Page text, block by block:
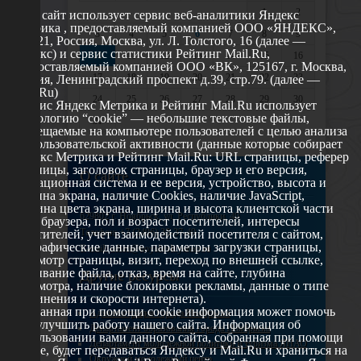
1
2
3
4 5 6 7 8
9
10
11 12 13 14 15
16
17
18 19 20 21 22
23
24
25 26 27 28 29
30
31
О сайте
629802 г. Ноябрьск, ул. Республики, 49
Телефон: +7 (3496) 35-37-49
E-mail: udsm@noyabrsk.yanao.ru
Другие ресурсы
Администрация города Ноябрьска
Департамент образования города Ноябрьска
Департамент молодежной политики и туризма ЯНАО
Окружной молодежный центр
Этот сайт использует сервис веб-аналитики Яндекс
Метрика , предоставляемый компанией ООО «ЯНДЕКС»,
119021, Россия, Москва, ул. Л. Толстого, 16 (далее —
Яндекс) и сервис статистики Рейтинг Mail.Ru,
предоставляемый компанией ООО «ВК», 125167, г. Москва,
Россия, Ленинградский проспект д.39, стр.79. (далее —
Mail.Ru)
Сервис Яндекс Метрика и Рейтинг Mail.Ru использует
технологию “cookie” — небольшие текстовые файлы,
размещаемые на компьютере пользователей с целью анализа
их пользовательской активности (данные которые собирает
Яндекс Метрика и Рейтинг Mail.Ru: URL страницы, реферер
страницы, заголовок страницы, браузер и его версия,
операционная система и ее версия, устройство, высота и
ширина экрана, наличие Cookies, наличие JavaScript,
глубина цвета экрана, ширина и высота клиентской части
окна браузера, пол и возраст посетителей, интересы
посетителей, учет взаимодействий посетителя с сайтом,
географические данные, параметры загрузки страницы,
просмотр страницы, визит, переход по внешней ссылке,
cкачивание файла, отказ, время на сайте, глубина
просмотра, наличие блокировки рекламы, данные о типе
соединения и скорости интернета).
Собранная при помощи cookie информация может помочь
нам улучшить работу нашего сайта. Информация об
использовании вами данного сайта, собранная при помощи
cookie, будет передаваться Яндексу и Mail.Ru и храниться на